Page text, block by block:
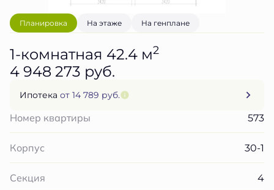
Планировка На этаже На генплане
1-комнатная 42.4 м2
4 948 273 руб.
Ипотека от 14 789 руб.
Номер квартиры 573
Корпус 30-1
Секция 4